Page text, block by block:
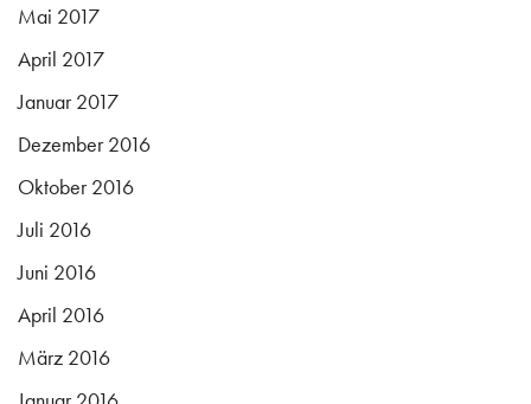
Mai 2017
April 2017
Januar 2017
Dezember 2016
Oktober 2016
Juli 2016
Juni 2016
April 2016
März 2016